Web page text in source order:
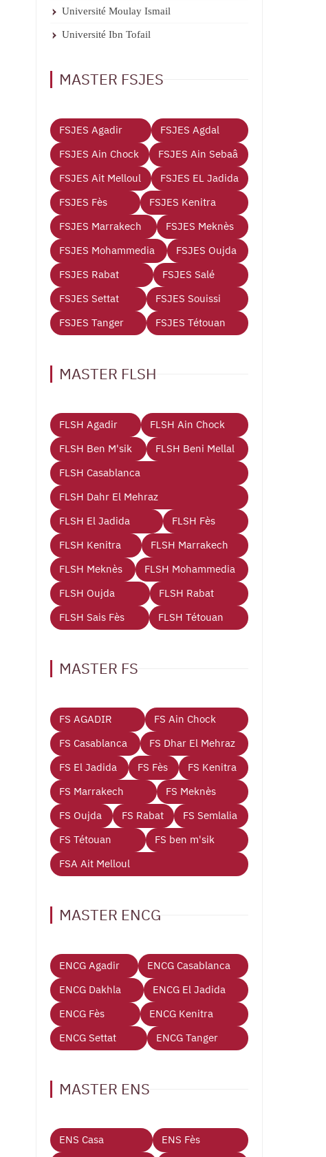
Université Moulay Ismail
Université Ibn Tofail
MASTER FSJES
FSJES Agadir
FSJES Agdal
FSJES Ain Chock
FSJES Ain Sebaâ
FSJES Ait Melloul
FSJES EL Jadida
FSJES Fès
FSJES Kenitra
FSJES Marrakech
FSJES Meknès
FSJES Mohammedia
FSJES Oujda
FSJES Rabat
FSJES Salé
FSJES Settat
FSJES Souissi
FSJES Tanger
FSJES Tétouan
MASTER FLSH
FLSH Agadir
FLSH Ain Chock
FLSH Ben M'sik
FLSH Beni Mellal
FLSH Casablanca
FLSH Dahr El Mehraz
FLSH El Jadida
FLSH Fès
FLSH Kenitra
FLSH Marrakech
FLSH Meknès
FLSH Mohammedia
FLSH Oujda
FLSH Rabat
FLSH Sais Fès
FLSH Tétouan
MASTER FS
FS AGADIR
FS Ain Chock
FS Casablanca
FS Dhar El Mehraz
FS El Jadida
FS Fès
FS Kenitra
FS Marrakech
FS Meknès
FS Oujda
FS Rabat
FS Semlalia
FS Tétouan
FS ben m'sik
FSA Ait Melloul
MASTER ENCG
ENCG Agadir
ENCG Casablanca
ENCG Dakhla
ENCG El Jadida
ENCG Fès
ENCG Kenitra
ENCG Settat
ENCG Tanger
MASTER ENS
ENS Casa
ENS Fès